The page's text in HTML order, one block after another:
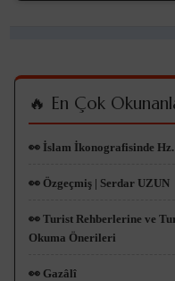
🔥 En Çok
👀 İslam İkonografisinde
👀 Özgeçmiş | Serdar UZUN
👀 Turist Rehberlerine ve
Okuma Önerileri
👀 Gazâlî